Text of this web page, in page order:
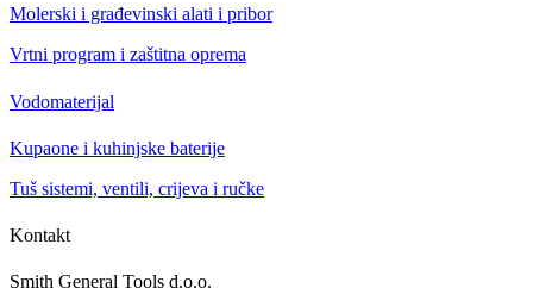
Molerski i građevinski alati i pribor
Vrtni program i zaštitna oprema
Vodomaterijal
Kupaone i kuhinjske baterije
Tuš sistemi, ventili, crijeva i ručke
Kontakt
Smith General Tools d.o.o.